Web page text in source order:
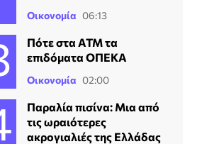
Οικονομία 06:13
Πότε στα ΑΤΜ τα
επιδόματα ΟΠΕΚΑ
Οικονομία 02:00
Παραλία πισίνα: Μια από
τις ωραιότερες
ακρογιαλιές της Ελλάδας